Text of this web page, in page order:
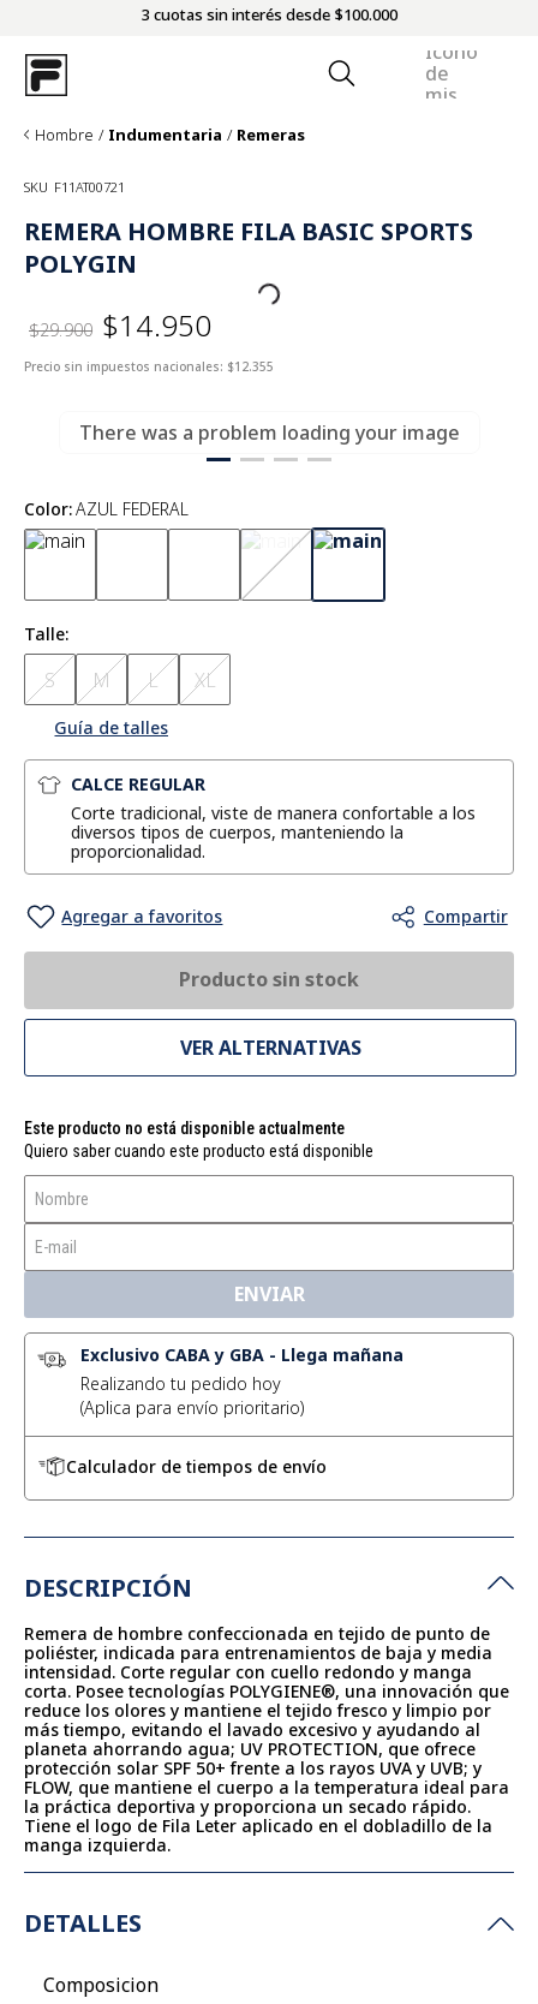
3 cuotas sin interés desde $100.000
Hombre Indumentaria Remeras
SKU F11AT00721
REMERA HOMBRE FILA BASIC SPORTS
POLYGIN
$29.900 $14.950
Precio sin impuestos nacionales: $12.355
There was a problem loading your image
Color:AZUL FEDERAL
Talle
L
M
S XL
Guía de talles
CALCE REGULAR
Corte tradicional, viste de manera confortable a los
diversos tipos de cuerpos, manteniendo la
proporcionalidad.
Producto sin stock
VER ALTERNATIVAS
Este producto no está disponible actualmente
Quiero saber cuando este producto está disponible
ENVIAR
Exclusivo CABA y GBA - Llega mañana
Realizando tu pedido hoy
Calculador de tiempos de envío
DESCRIPCIÓN
Remera de hombre confeccionada en tejido de punto de
poliéster, indicada para entrenamientos de baja y media
intensidad. Corte regular con cuello redondo y manga
corta. Posee tecnologías POLYGIENE®, una innovación que
reduce los olores y mantiene el tejido fresco y limpio por
más tiempo, evitando el lavado excesivo y ayudando al
planeta ahorrando agua; UV PROTECTION, que ofrece
protección solar SPF 50+ frente a los rayos UVA y UVB; y
FLOW, que mantiene el cuerpo a la temperatura ideal para
la práctica deportiva y proporciona un secado rápido.
Tiene el logo de Fila Leter aplicado en el dobladillo de la
manga izquierda.
DETALLES
Composicion